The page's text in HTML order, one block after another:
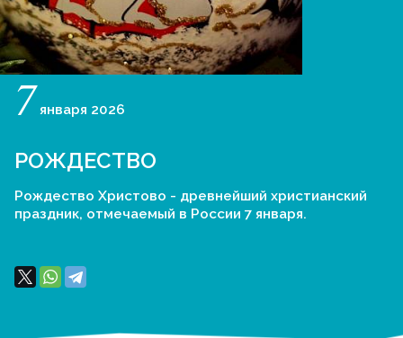
7 января 2026
РОЖДЕСТВО
Рождество Христово - древнейший христианский
праздник, отмечаемый в России 7 января.